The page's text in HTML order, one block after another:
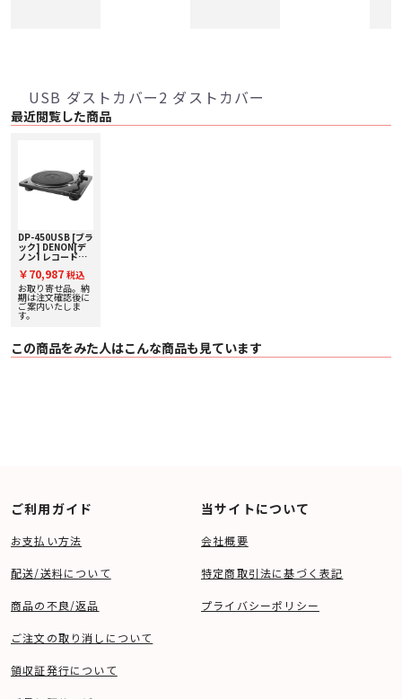
度を常時モニターし、正確な速度を保つようモーターの動作を制御。高い回転
精度を維持することで、レコードに刻まれた本来の音を忠実に再現します。
デノンのPMA-800NEなどのPHONO入力端子を備えるアンプに接続する場合は
イコライザースイッチをオフにしてください。フォノイコライザーの音質向上
のために電源回路を見直し、供給する電圧を3倍に強化（※DP-300比）。さら
レコードジャケットスタンドにもなるダストカバー
レコードの再生中にはダストカバーを付属のダストカバースタンドで立ててお
くことができます。また、レコードジャケットを立てかけてディスプレイする
こともできます。
USBメモリーへのダイレクト録音対応（MP3 / WAV）
USBメモリーを挿入して録音ボタンを押すだけでアナログレコードの音楽を
きます。録音したUSB メモリーは、USBメモリー再生に対応したオーディオ機
器などに接続して再生できます。
■ 主な仕様
駆動方式 ベルトドライブ
回転速度 33- 1/3、45、78回転
ワウ・フラッター 0.1 % WRMS
トーンアーム スタティックバランス
アーム有効長 220 mm
USB ダストカバー2 ダストカバー
最近閲覧した商品
DP-450USB [ブラ
ック] DENON[デ
ノン] レコードプ
定額20%アップ実
施中！
￥70,987 税込
お取り寄せ品。納
期は注文確認後に
ご案内いたしま
す。
この商品をみた人はこんな商品も見ています
ご利用ガイド
お支払い方法
配送/送料について
商品の不良/返品
ご注文の取り消しについて
領収証発行について
当サイトについて
会社概要
特定商取引法に基づく表記
プライバシーポリシー